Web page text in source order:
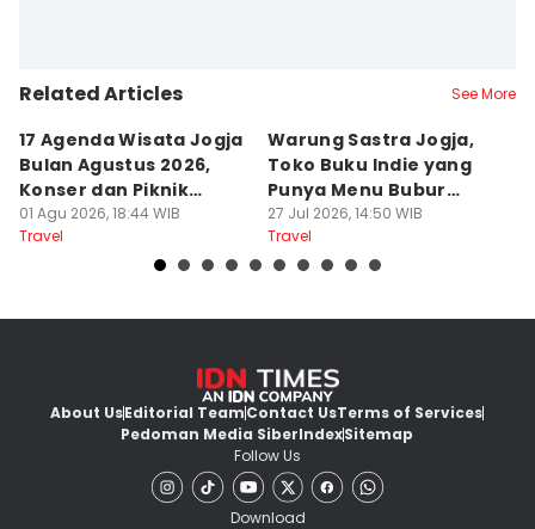
Related Articles See More
17 Agenda Wisata Jogja
Bulan Agustus 2026,
Konser dan Piknik
Literasi
01 Agu 2026, 18:44 WIB
Travel
Warung Sastra Jogja,
Toko Buku Indie yang
Punya Menu Bubur
Manado
27 Jul 2026, 14:50 WIB
Travel
About UsEditorial TeamContact UsTerms of Services
Pedoman Media SiberIndexSitemap
Follow Us
Download